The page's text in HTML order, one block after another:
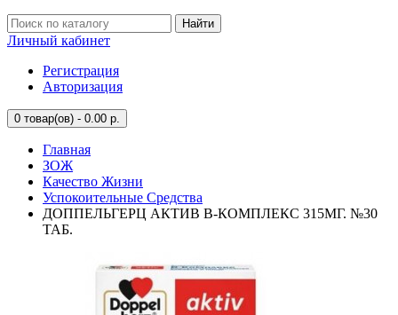
Найти
Личный кабинет
Регистрация
Авторизация
0 товар(ов) - 0.00 р.
Главная
ЗОЖ
Качество Жизни
Успокоительные Средства
ДОППЕЛЬГЕРЦ АКТИВ В-КОМПЛЕКС 315МГ. №30
ТАБ.